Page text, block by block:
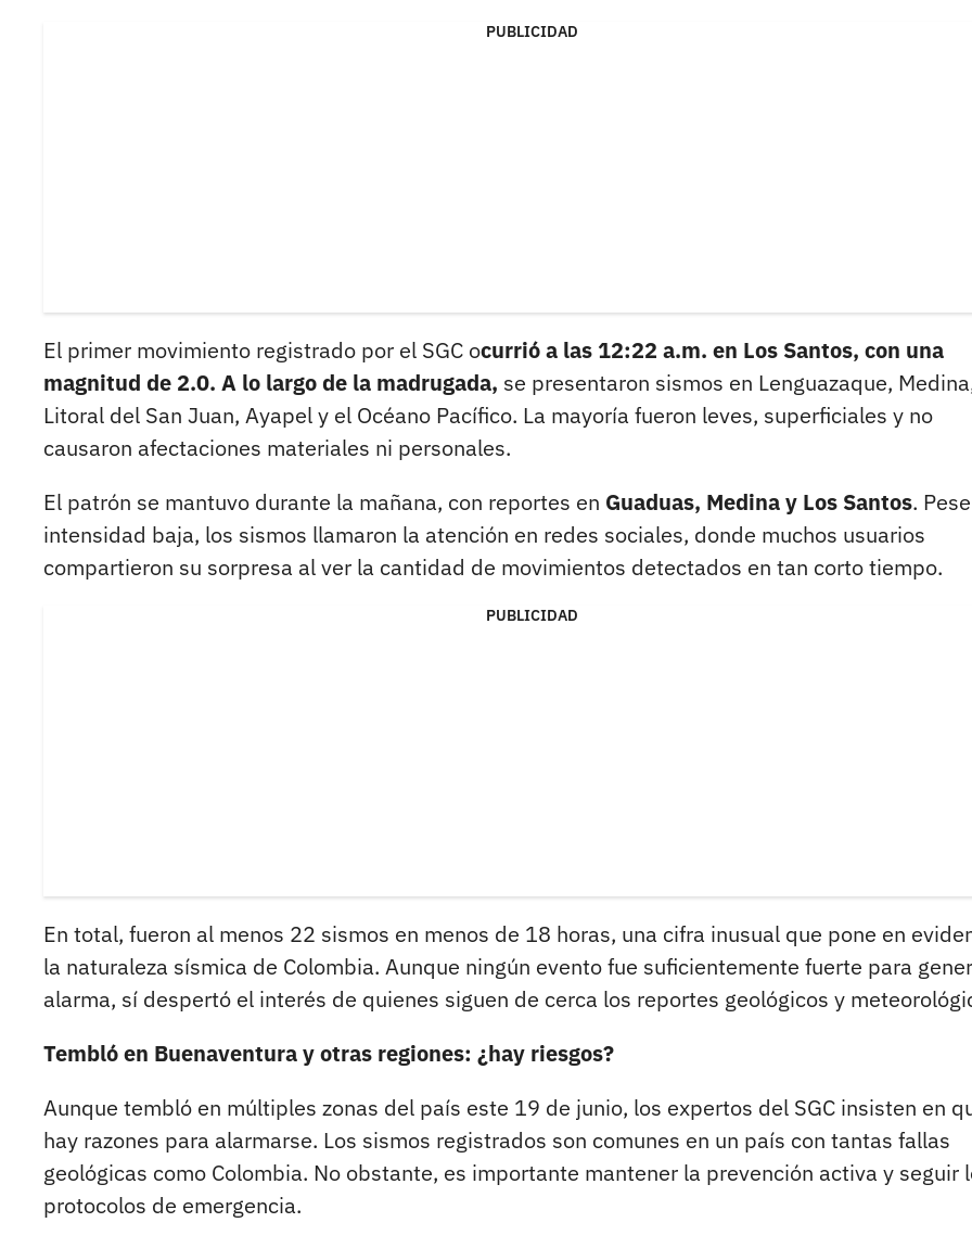
PUBLICIDAD
El primer movimiento registrado por el SGC ocurrió a las 12:22 a.m. en Los Santos, con una
magnitud de 2.0. A lo largo de la madrugada, se presentaron sismos en Lenguazaque,
Litoral del San Juan, Ayapel y el Océano Pacífico. La mayoría fueron leves, superficiales y no
causaron afectaciones materiales ni personales.
El patrón se mantuvo durante la mañana, con reportes en Guaduas, Medina y Los Santos.
intensidad baja, los sismos llamaron la atención en redes sociales, donde muchos usuarios
compartieron su sorpresa al ver la cantidad de movimientos detectados en tan corto tiempo.
PUBLICIDAD
En total, fueron al menos 22 sismos en menos de 18 horas, una cifra inusual que pone en
la naturaleza sísmica de Colombia. Aunque ningún evento fue suficientemente fuerte para
alarma, sí despertó el interés de quienes siguen de cerca los reportes geológicos y
Tembló en Buenaventura y otras regiones: ¿hay riesgos?
Aunque tembló en múltiples zonas del país este 19 de junio, los expertos del SGC insisten en
hay razones para alarmarse. Los sismos registrados son comunes en un país con tantas fallas
geológicas como Colombia. No obstante, es importante mantener la prevención activa y seguir
protocolos de emergencia.